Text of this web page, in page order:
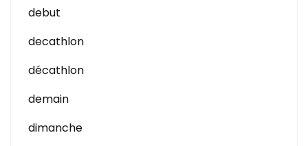
debut
decathlon
décathlon
demain
dimanche